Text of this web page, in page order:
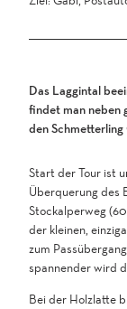
Das Laggintal
findet man neben
den
Start der Tour ist
Überquerung des
Stockalperweg
der kleinen,
zum
spannender wird
Bei der Holzlatte